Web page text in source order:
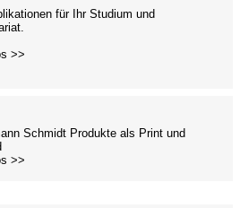
für Ihr Studium und
>>
Schmidt Produkte als Print und
>>